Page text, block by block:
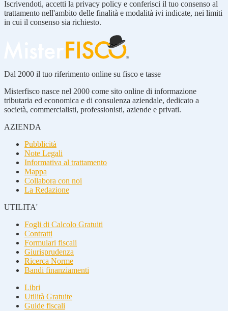
Iscrivendoti, accetti la privacy policy e conferisci il tuo consenso al
trattamento nell'ambito delle finalità e modalità ivi indicate, nei limiti
in cui il consenso sia richiesto.
Dal 2000 il tuo riferimento online su fisco e tasse
Misterfisco nasce nel 2000 come sito online di informazione
tributaria ed economica e di consulenza aziendale, dedicato a
società, commercialisti, professionisti, aziende e privati.
AZIENDA
Pubblicità
Note Legali
Informativa al trattamento
Mappa
Collabora con noi
La Redazione
UTILITA'
Fogli di Calcolo Gratuiti
Contratti
Formulari fiscali
Giurisprudenza
Ricerca Norme
Bandi finanziamenti
Libri
Utilità Gratuite
Guide fiscali